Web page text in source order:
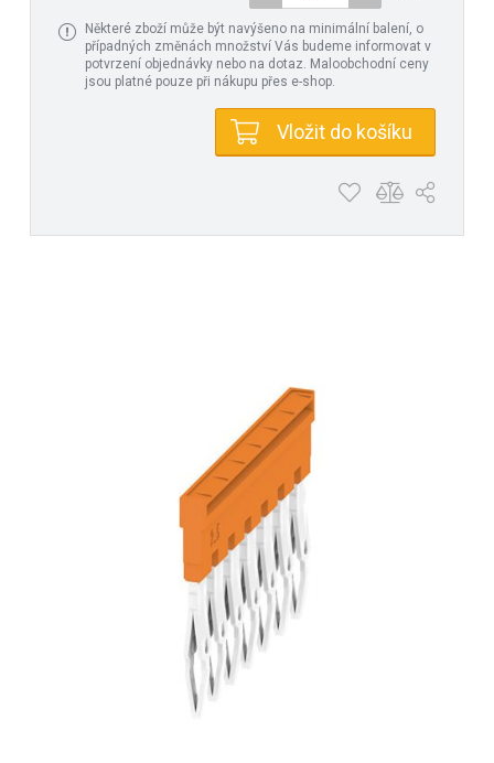
Některé zboží může být navýšeno na minimální balení, o
případných změnách množství Vás budeme informovat v
potvrzení objednávky nebo na dotaz. Maloobchodní ceny
jsou platné pouze při nákupu přes e-shop.
Vložit do košíku